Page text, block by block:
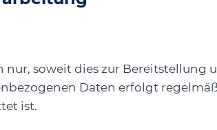
soweit dies zur Bereitstellung
Daten erfolgt
ist.